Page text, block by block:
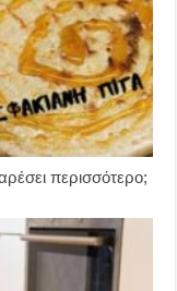
περισσότερο;